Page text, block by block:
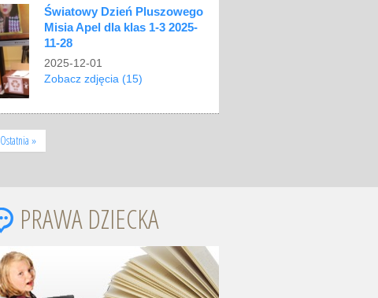
Światowy Dzień Pluszowego
Misia Apel dla klas 1-3 2025-
11-28
2025-12-01
Zobacz zdjęcia (15)
Ostatnia »
PRAWA DZIECKA